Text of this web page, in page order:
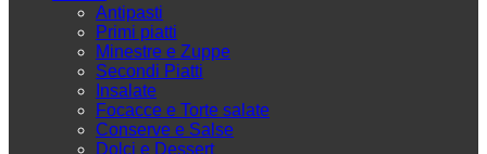
Antipasti
Primi piatti
Minestre e Zuppe
Secondi Piatti
Insalate
Focacce e Torte salate
Conserve e Salse
Dolci e Dessert